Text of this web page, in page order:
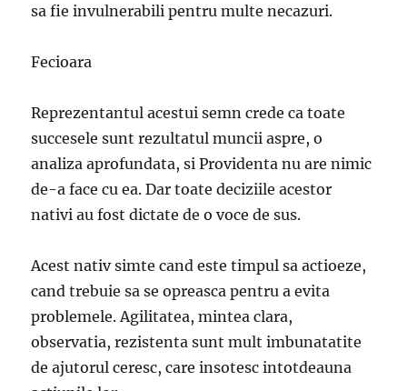
sa fie invulnerabili pentru multe necazuri.
Fecioara
Reprezentantul acestui semn crede ca toate
succesele sunt rezultatul muncii aspre, o
analiza aprofundata, si Providenta nu are nimic
de-a face cu ea. Dar toate deciziile acestor
nativi au fost dictate de o voce de sus.
Acest nativ simte cand este timpul sa actioeze,
cand trebuie sa se opreasca pentru a evita
problemele. Agilitatea, mintea clara,
observatia, rezistenta sunt mult imbunatatite
de ajutorul ceresc, care insotesc intotdeauna